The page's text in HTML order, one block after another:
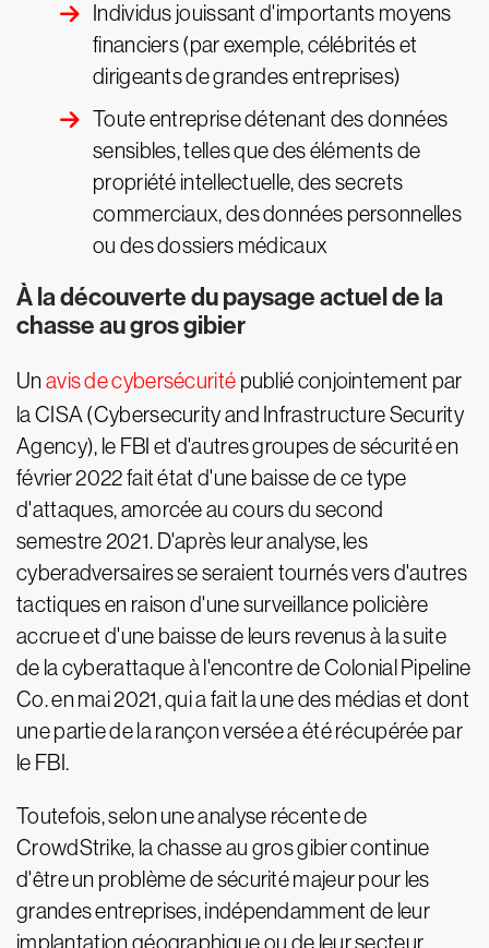
Individus jouissant d'importants moyens
financiers (par exemple, célébrités et
dirigeants de grandes entreprises)
Toute entreprise détenant des données
sensibles, telles que des éléments de
propriété intellectuelle, des secrets
commerciaux, des données personnelles
ou des dossiers médicaux
À la découverte du paysage actuel de la
chasse au gros gibier
Un avis de cybersécurité publié conjointement par
la CISA (Cybersecurity and Infrastructure Security
Agency), le FBI et d'autres groupes de sécurité en
février 2022 fait état d'une baisse de ce type
d'attaques, amorcée au cours du second
semestre 2021. D'après leur analyse, les
cyberadversaires se seraient tournés vers d'autres
tactiques en raison d'une surveillance policière
accrue et d'une baisse de leurs revenus à la suite
de la cyberattaque à l'encontre de Colonial Pipeline
Co. en mai 2021, qui a fait la une des médias et dont
une partie de la rançon versée a été récupérée par
le FBI.
Toutefois, selon une analyse récente de
CrowdStrike, la chasse au gros gibier continue
d'être un problème de sécurité majeur pour les
grandes entreprises, indépendamment de leur
implantation géographique ou de leur secteur.